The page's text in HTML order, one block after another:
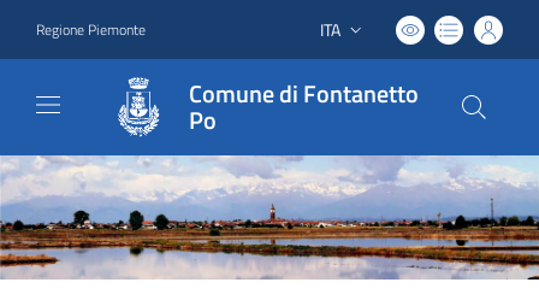
Regione Piemonte Lingua attiva:
ITA
Comune di Fontanetto
Po